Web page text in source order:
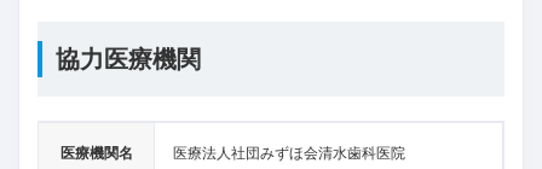
協力医療機関
医療機関名 医療法人社団みずほ会清水歯科医院